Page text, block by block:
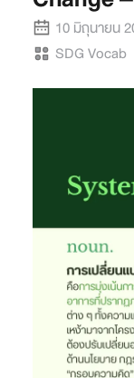
10 มิถุนายน
SDG Vocab